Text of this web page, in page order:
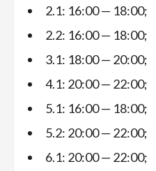
2.1: 16:00 — 18:00;
2.2: 16:00 — 18:00;
3.1: 18:00 — 20:00;
4.1: 20:00 — 22:00;
5.1: 16:00 — 18:00;
5.2: 20:00 — 22:00;
6.1: 20:00 — 22:00;